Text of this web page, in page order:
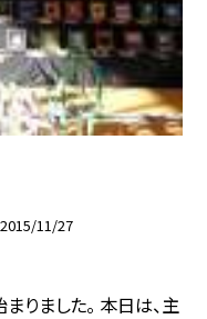
2015/11/27
りました。 本日は、主